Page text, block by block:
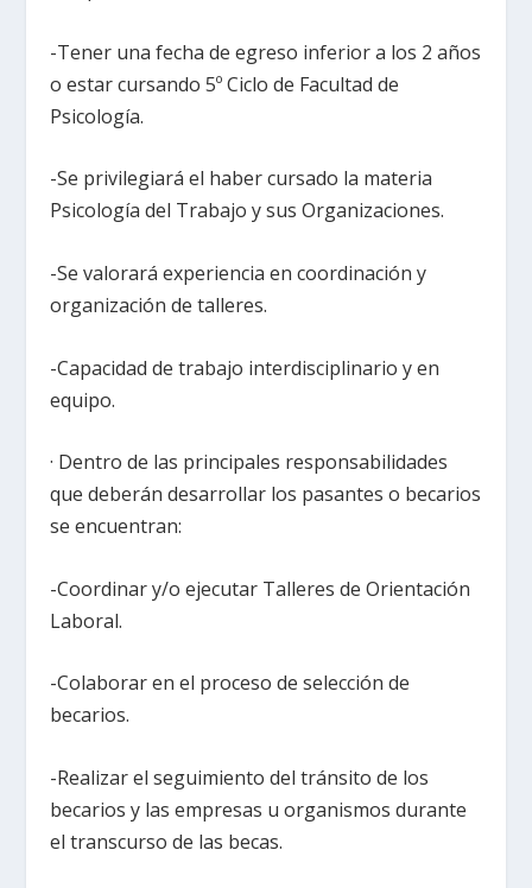
-Tener una fecha de egreso inferior a los 2 años
o estar cursando 5º Ciclo de Facultad de
Psicología.
-Se privilegiará el haber cursado la materia
Psicología del Trabajo y sus Organizaciones.
-Se valorará experiencia en coordinación y
organización de talleres.
-Capacidad de trabajo interdisciplinario y en
equipo.
· Dentro de las principales responsabilidades
que deberán desarrollar los pasantes o becarios
se encuentran:
-Coordinar y/o ejecutar Talleres de Orientación
Laboral.
-Colaborar en el proceso de selección de
becarios.
-Realizar el seguimiento del tránsito de los
becarios y las empresas u organismos durante
el transcurso de las becas.